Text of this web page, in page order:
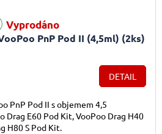
PnP Pod II (4,5ml) (2ks)
Vyprodáno
DETAIL
PnP Pod II s objemem 4,5
Drag E60 Pod Kit, VooPoo Drag H40
H80 S Pod Kit.